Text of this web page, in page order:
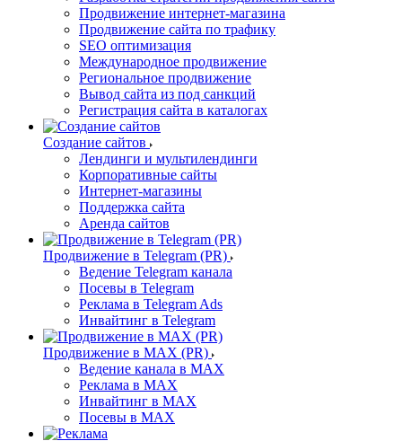
Продвижение интернет-магазина
Продвижение сайта по трафику
SEO оптимизация
Международное продвижение
Региональное продвижение
Вывод сайта из под санкций
Регистрация сайта в каталогах
Создание сайтов
Лендинги и мультилендинги
Корпоративные сайты
Интернет-магазины
Поддержка сайта
Аренда сайтов
Продвижение в Telegram (PR)
Ведение Telegram канала
Посевы в Telegram
Реклама в Telegram Ads
Инвайтинг в Telegram
Продвижение в MAX (PR)
Ведение канала в MAX
Реклама в MAX
Инвайтинг в MAX
Посевы в MAX